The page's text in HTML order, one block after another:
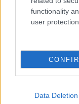
functionality
user protection.
Data Deletion
mbx